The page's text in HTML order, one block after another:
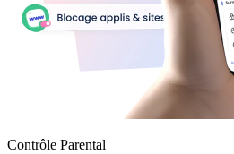
Contrôle Parental